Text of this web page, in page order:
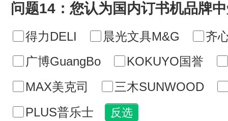
问题14：您认为国内订书机品牌
得力DELI 晨光文具M&G
齐
广博GuangBo
KOKUYO国誉
MAX美克司
三木SUNWOOD
PLUS普乐士